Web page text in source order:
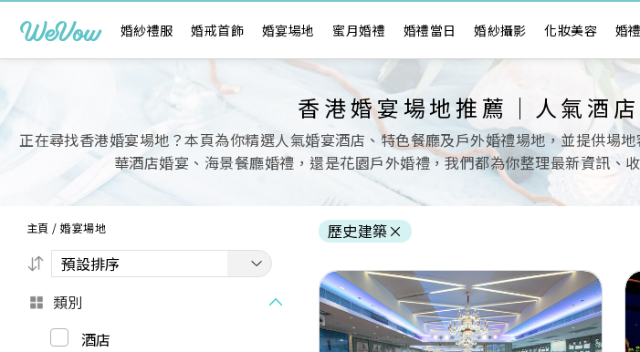
婚紗禮服 婚戒首飾 婚宴場地 蜜月婚禮 婚禮當日 婚紗攝影 化妝美容 婚
香港婚宴場地推薦｜人氣酒
正在尋找香港婚宴場地？本頁為你精選人氣婚宴酒店、特色餐廳及戶外婚禮場地，並提供場
華酒店婚宴、海景餐廳婚禮，還是花園戶外婚禮，我們都為你整理最新資訊
主頁 /婚宴場地
類別
酒店
歷史建築×